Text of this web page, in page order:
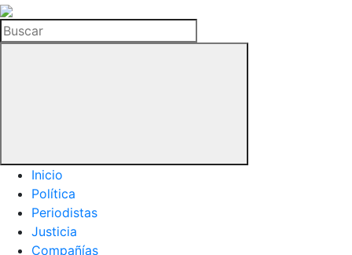
La
Hemeroteca
del
Buscar
Inicio
Política
Periodistas
Justicia
Compañías